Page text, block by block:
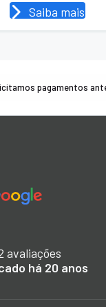
Saiba mais
pagamentos
avaliações
há 20 anos